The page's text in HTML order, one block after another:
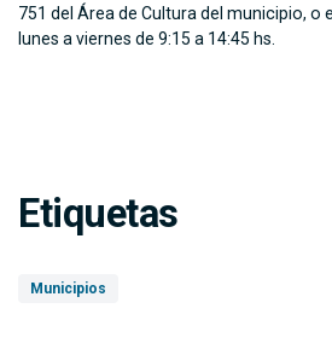
751 del Área de Cultura del municipio, o
lunes a viernes de 9:15 a 14:45 hs.
Etiquetas
Municipios